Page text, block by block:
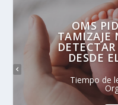
OMS
TAMIZAJE
DESDE
Tiempo de